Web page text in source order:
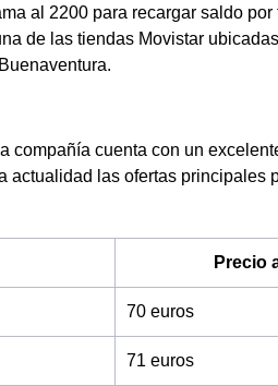
al 2200 para recargar saldo por
de las tiendas Movistar
compañía cuenta con un
actualidad las ofertas principales
Precio
70 euros
71 euros